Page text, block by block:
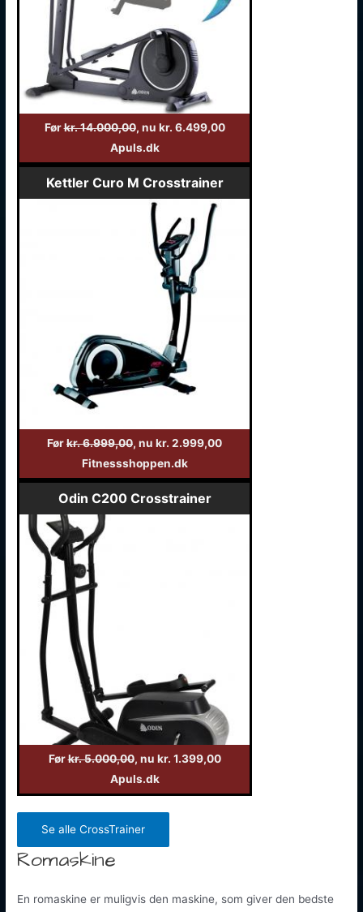
Førkr. 14.000,00, nu kr. 6.499,00
Apuls.dk
Kettler Curo M Crosstrainer
Førkr. 6.999,00, nu kr. 2.999,00
Fitnessshoppen.dk
Odin C200 Crosstrainer
Førkr. 5.000,00, nu kr. 1.399,00
Apuls.dk
Se alle CrossTrainer
Romaskine
En romaskine er muligvis den maskine, som giver den bedste